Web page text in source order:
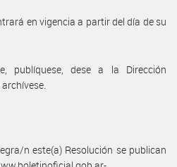
en vigencia a partir del día de su
publíquese, dese a la Dirección
n este(a) Resolución se publican